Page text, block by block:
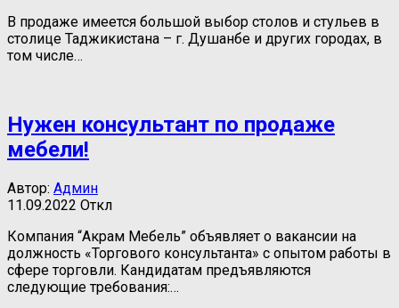
В продаже имеется большой выбор столов и стульев в
столице Таджикистана – г. Душанбе и других городах, в
том числе…
Нужен консультант по продаже
мебели!
Автор: Админ
11.09.2022 Откл
Компания “Акрам Мебель” объявляет о вакансии на
должность «Торгового консультанта» с опытом работы в
сфере торговли. Кандидатам предъявляются
следующие требования:…